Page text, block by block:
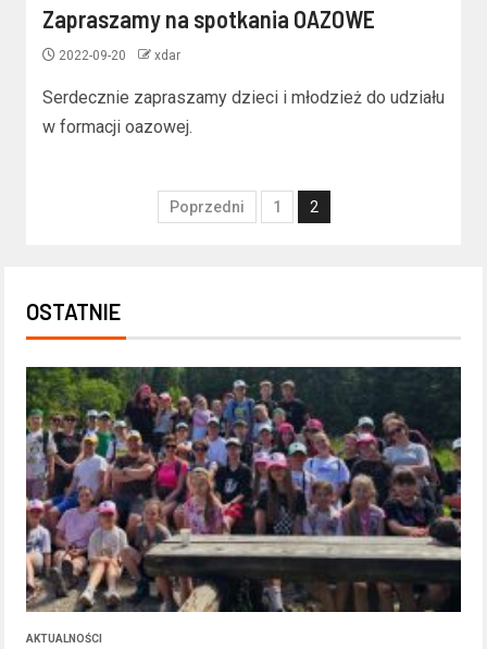
Zapraszamy na spotkania OAZOWE
2022-09-20 xdar
Serdecznie zapraszamy dzieci i młodzież do udziału
w formacji oazowej.
Poprzedni 1 2
OSTATNIE
AKTUALNOŚCI